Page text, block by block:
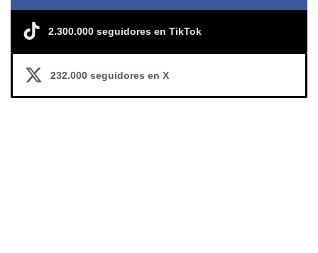
2.300.000 seguidores en TikTok
232.000 seguidores en X